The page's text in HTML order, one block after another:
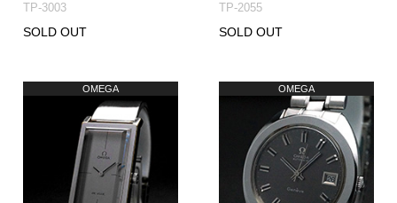
TP-3003
SOLD OUT
TP-2055
SOLD OUT
OMEGA OMEGA